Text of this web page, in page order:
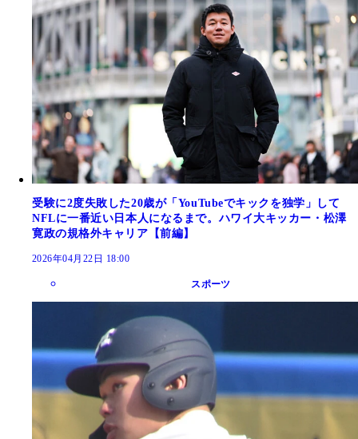
受験に2度失敗した20歳が「YouTubeでキックを独学」して
NFLに一番近い日本人になるまで。ハワイ大キッカー・松澤
寛政の規格外キャリア【前編】
2026年04月22日 18:00
スポーツ